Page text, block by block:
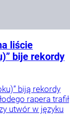
liście
bije rekordy
biją rekordy
rapera trafił
utwór w języku